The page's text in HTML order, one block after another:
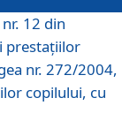
12 din
prestaţiilor
nr. 272/2004,
copilului, cu